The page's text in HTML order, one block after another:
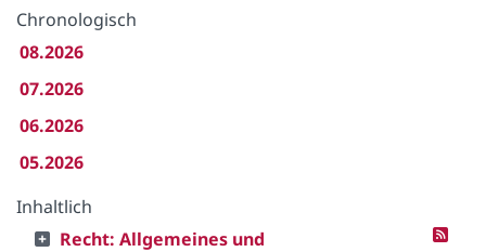
Chronologisch
08.2026
07.2026
06.2026
05.2026
Inhaltlich
Recht: Allgemeines und